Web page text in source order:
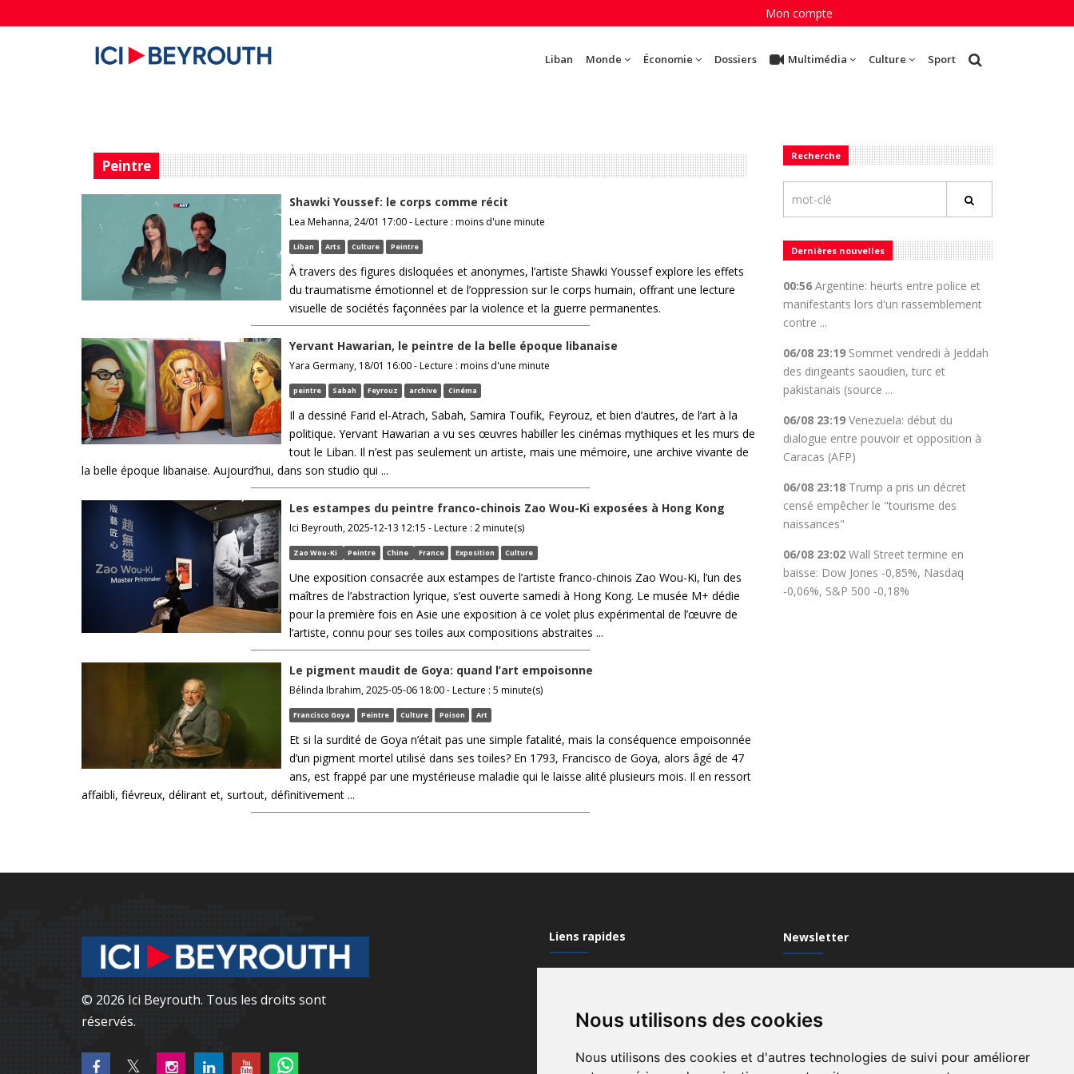
Nous utilisons des cookies
Nous utilisons des cookies et d'autres technologies de suivi pour améliorer
Mon compte
Liban Monde Économie Dossiers Multimédia Culture Sport
Peintre
Shawki Youssef: le corps comme récit
Lea Mehanna, 24/01 17:00 - Lecture : moins d'une minute
Liban Arts Culture Peintre
À travers des figures disloquées et anonymes, l’artiste Shawki Youssef explore les effets
du traumatisme émotionnel et de l’oppression sur le corps humain, offrant une lecture
visuelle de sociétés façonnées par la violence et la guerre permanentes.
Yervant Hawarian, le peintre de la belle époque libanaise
Yara Germany, 18/01 16:00 - Lecture : moins d'une minute
peintre Sabah Feyrouz archive Cinéma
Il a dessiné Farid el-Atrach, Sabah, Samira Toufik, Feyrouz, et bien d’autres, de l’art à la
politique. Yervant Hawarian a vu ses œuvres habiller les cinémas mythiques et les murs de
tout le Liban. Il n’est pas seulement un artiste, mais une mémoire, une archive vivante de
la belle époque libanaise. Aujourd’hui, dans son studio qui ...
Les estampes du peintre franco-chinois Zao Wou-Ki exposées à Hong Kong
Ici Beyrouth, 2025-12-13 12:15 - Lecture : 2 minute(s)
Zao Wou-Ki Peintre Chine France Exposition Culture
Une exposition consacrée aux estampes de l’artiste franco-chinois Zao Wou-Ki, l’un des
maîtres de l’abstraction lyrique, s’est ouverte samedi à Hong Kong. Le musée M+ dédie
pour la première fois en Asie une exposition à ce volet plus expérimental de l’œuvre de
l’artiste, connu pour ses toiles aux compositions abstraites ...
Le pigment maudit de Goya: quand l’art empoisonne
Bélinda Ibrahim, 2025-05-06 18:00 - Lecture : 5 minute(s)
Francisco Goya Peintre Culture Poison Art
Et si la surdité de Goya n’était pas une simple fatalité, mais la conséquence empoisonnée
d’un pigment mortel utilisé dans ses toiles? En 1793, Francisco de Goya, alors âgé de 47
ans, est frappé par une mystérieuse maladie qui le laisse alité plusieurs mois. Il en ressort
affaibli, fiévreux, délirant et, surtout, définitivement ...
Recherche
Dernières nouvelles
00:56 Argentine: heurts entre police et
manifestants lors d'un rassemblement
contre ...
06/08 23:19 Sommet vendredi à Jeddah
des dirigeants saoudien, turc et
pakistanais (source ...
06/08 23:19 Venezuela: début du
dialogue entre pouvoir et opposition à
Caracas (AFP)
06/08 23:18 Trump a pris un décret
censé empêcher le "tourisme des
naissances"
06/08 23:02 Wall Street termine en
baisse: Dow Jones -0,85%, Nasdaq
-0,06%, S&P 500 -0,18%
© 2026 Ici Beyrouth. Tous les droits sont
réservés.
Liens rapides
Contactez-nous
Newsletter